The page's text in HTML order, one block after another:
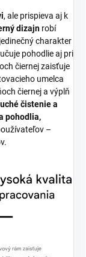
, ale prispieva aj k
dizajn robí
charakter
pohodlie aj pri
čiernej zaisťuje
umelca
čiernej a výplň
čistenie a
pohodlia,
–